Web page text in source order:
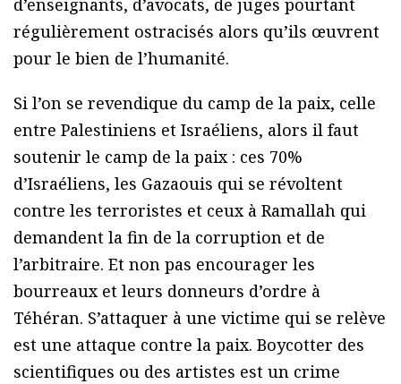
d’enseignants, d’avocats, de juges pourtant
régulièrement ostracisés alors qu’ils œuvrent
pour le bien de l’humanité.
Si l’on se revendique du camp de la paix, celle
entre Palestiniens et Israéliens, alors il faut
soutenir le camp de la paix : ces 70%
d’Israéliens, les Gazaouis qui se révoltent
contre les terroristes et ceux à Ramallah qui
demandent la fin de la corruption et de
l’arbitraire. Et non pas encourager les
bourreaux et leurs donneurs d’ordre à
Téhéran. S’attaquer à une victime qui se relève
est une attaque contre la paix. Boycotter des
scientifiques ou des artistes est un crime